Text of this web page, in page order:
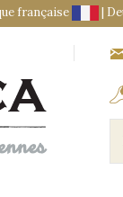
française |